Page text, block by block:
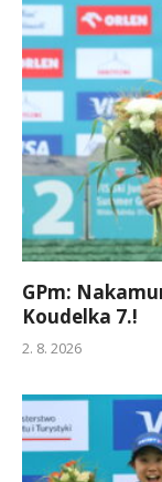
GPm:
Koudelka 7.!
2. 8. 2026